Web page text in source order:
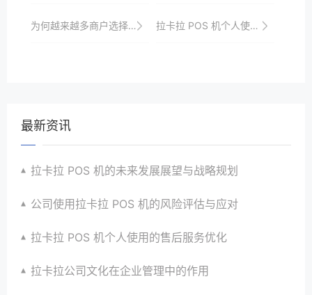
为何越来越多商户选择拉卡拉POS机办理服务 拉卡拉 POS 机个人使用的功能探索
最新资讯
拉卡拉 POS 机的未来发展展望与战略规划
公司使用拉卡拉 POS 机的风险评估与应对
拉卡拉 POS 机个人使用的售后服务优化
拉卡拉公司文化在企业管理中的作用